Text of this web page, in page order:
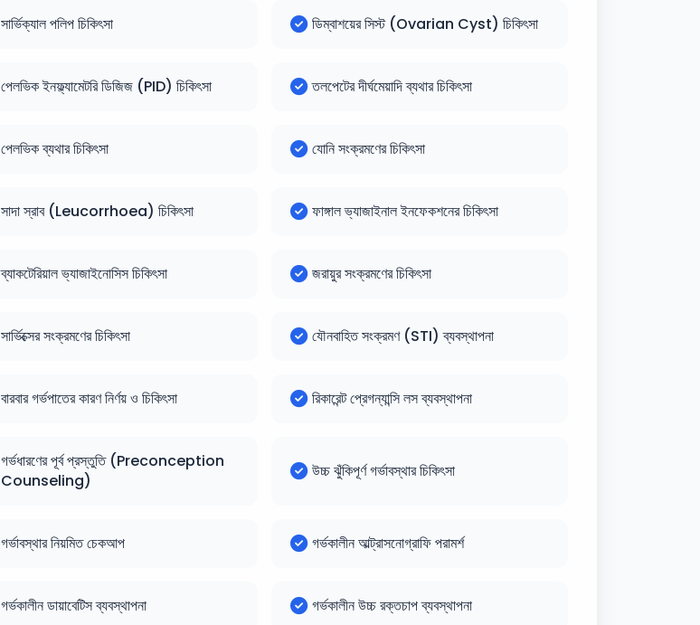
সার্ভিক্যাল পলিপ চিকিৎসা ডিম্বাশয়ের সিস্ট (Ovarian Cyst) চিকিৎসা
পেলভিক ইনফ্ল্যামেটরি ডিজিজ (PID) চিকিৎসা তলপেটের দীর্ঘমেয়াদি ব্যথার চিকিৎসা
পেলভিক ব্যথার চিকিৎসা যোনি সংক্রমণের চিকিৎসা
সাদা স্রাব (Leucorrhoea) চিকিৎসা ফাঙ্গাল ভ্যাজাইনাল ইনফেকশনের চিকিৎসা
ব্যাকটেরিয়াল ভ্যাজাইনোসিস চিকিৎসা জরায়ুর সংক্রমণের চিকিৎসা
সার্ভিক্সের সংক্রমণের চিকিৎসা যৌনবাহিত সংক্রমণ (STI) ব্যবস্থাপনা
বারবার গর্ভপাতের কারণ নির্ণয় ও চিকিৎসা রিকারেন্ট প্রেগন্যান্সি লস ব্যবস্থাপনা
গর্ভধারণের পূর্ব প্রস্তুতি (Preconception
Counseling)
উচ্চ ঝুঁকিপূর্ণ গর্ভাবস্থার চিকিৎসা
গর্ভাবস্থার নিয়মিত চেকআপ গর্ভকালীন আল্ট্রাসনোগ্রাফি পরামর্শ
গর্ভকালীন ডায়াবেটিস ব্যবস্থাপনা গর্ভকালীন উচ্চ রক্তচাপ ব্যবস্থাপনা